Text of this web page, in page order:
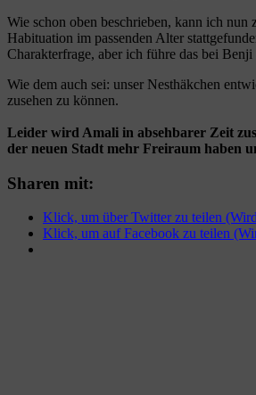
Wie schon oben beschrieben, kann ich
Habituation im passenden Alter
Charakterfrage, aber ich führe das bei
Wie dem auch sei: unser Nesthäkchen
zusehen zu können.
Leider wird Amali in absehbarer Zeit
der neuen Stadt mehr Freiraum haben
Sharen mit:
Klick, um über Twitter zu teilen
Klick, um auf Facebook zu teilen